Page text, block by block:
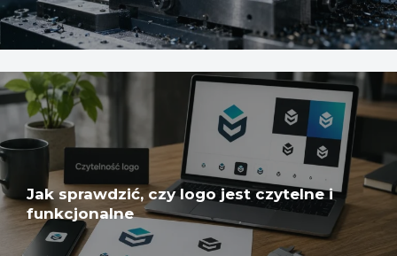
Jak sprawdzić, czy logo jest czytelne i
funkcjonalne